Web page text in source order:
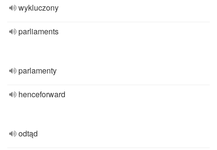
wykluczony
parliaments
parlamenty
henceforward
odtąd